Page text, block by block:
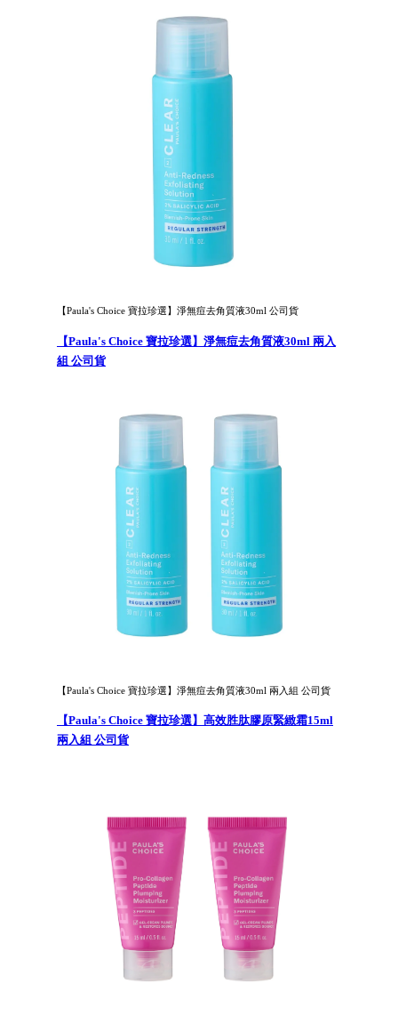
【Paula's Choice 寶拉珍選】淨無痘去角質液30ml 公司貨
【Paula's Choice 寶拉珍選】淨無痘去角質液30ml 兩入
組 公司貨
【Paula's Choice 寶拉珍選】淨無痘去角質液30ml 兩入組 公司貨
【Paula's Choice 寶拉珍選】高效胜肽膠原緊緻霜15ml
兩入組 公司貨